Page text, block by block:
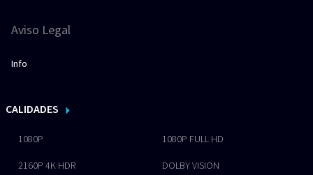
Aviso Legal
Info
CALIDADES
1080P 1080P FULL HD
2160P 4K HDR DOLBY VISION